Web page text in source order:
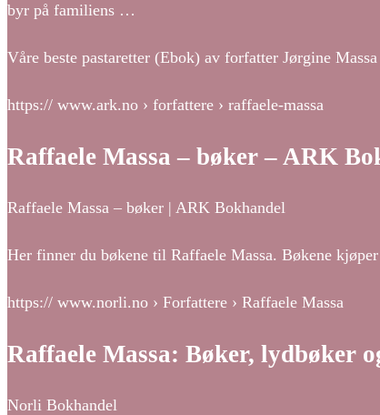
byr på familiens …
Våre beste pastaretter (Ebok) av forfatter Jørgine
https:// www.ark.no › forfattere › raffaele-massa
Raffaele Massa – bøker – ARK
Raffaele Massa – bøker | ARK Bokhandel
Her finner du bøkene til Raffaele Massa. Bøkene
https:// www.norli.no › Forfattere › Raffaele Massa
Raffaele Massa: Bøker, lydbøker
Norli Bokhandel